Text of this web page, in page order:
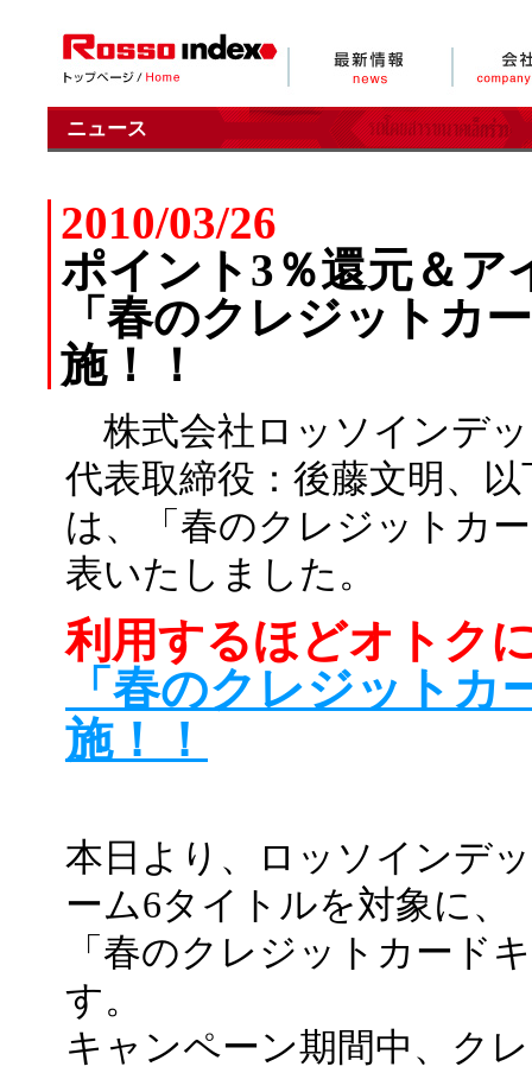
ニュース
2010/03/26
ポイント3％還元＆ア
「春のクレジットカ
施！！
株式会社ロッソインデ
代表取締役：後藤文明、
は、「春のクレジットカ
表いたしました。
利用するほどオトク
「春のクレジット
施！！
本日より、ロッソインデ
ーム6タイトルを対象に、
「春のクレジットカード
す。
キャンペーン期間中、ク